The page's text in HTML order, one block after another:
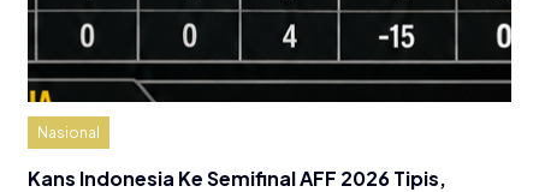
Nasional
Kans Indonesia Ke Semifinal AFF 2026 Tipis,